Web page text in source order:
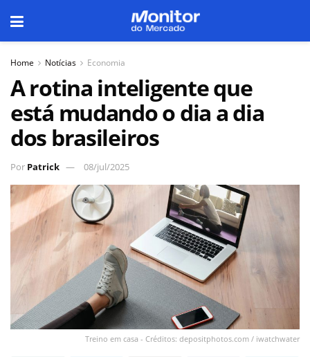
Home Notícias Economia
A rotina inteligente que
está mudando o dia a dia
dos brasileiros
Por Patrick 08/jul/2025
Treino em casa - Créditos: depositphotos.com / iwatchwater